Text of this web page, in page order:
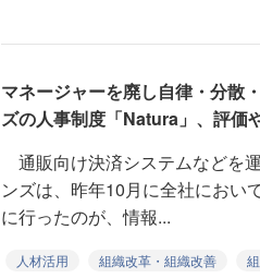
マネージャーを廃し自律・分散
ズの人事制度「Natura」、評価
通販向け決済システムなどを
ンズは、昨年10月に全社におい
に行ったのが、情報...
人材活用 組織改革・組織改善